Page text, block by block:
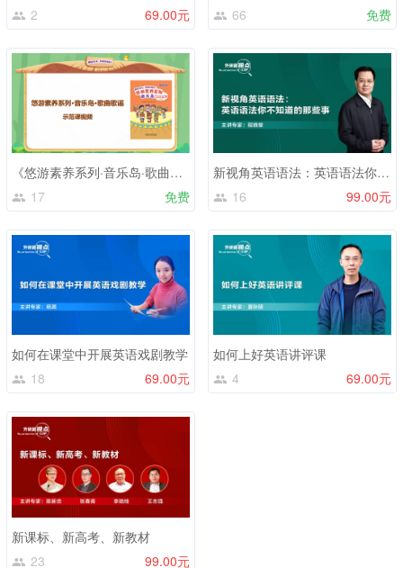
2
69.00元
66
免费
《悠游素养系列·音乐岛·歌曲歌谣》示范课
17
免费
新视角英语语法：英语语法你不知道的那些事
16
99.00元
如何在课堂中开展英语戏剧教学
18
69.00元
如何上好英语讲评课
4
69.00元
新课标、新高考、新教材
23
99.00元